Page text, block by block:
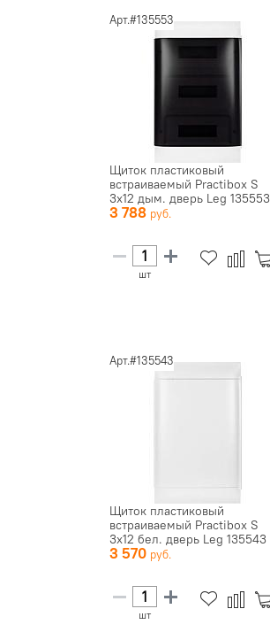
Арт.#135553
Щиток пластиковый
встраиваемый Practibox S
3х12 дым. дверь Leg 135553
3 788
шт
Арт.#135543
Щиток пластиковый
встраиваемый Practibox S
3х12 бел. дверь Leg 135543
3 570
шт